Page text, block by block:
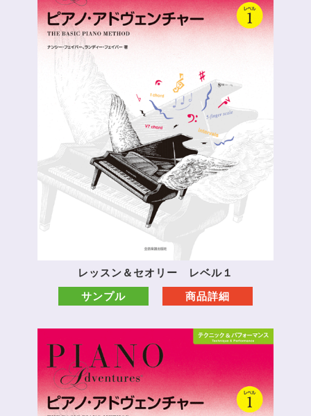
レッスン＆セオリー レベル１
サンプル
商品詳細